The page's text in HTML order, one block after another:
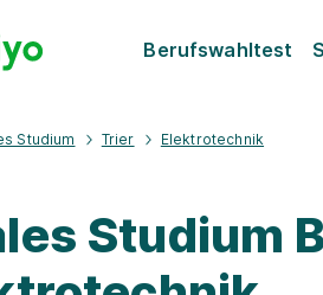
Berufswahltest
Studium Trier Elektrotechnik
Studium